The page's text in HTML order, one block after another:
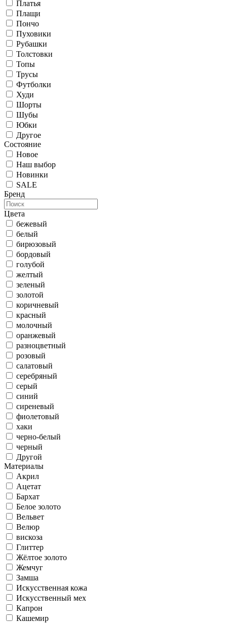
Платья
Плащи
Пончо
Пуховики
Рубашки
Толстовки
Топы
Трусы
Футболки
Худи
Шорты
Шубы
Юбки
Другое
Состояние
Новое
Наш выбор
Новинки
SALE
Бренд
Цвета
бежевый
белый
бирюзовый
бордовый
голубой
желтый
зеленый
золотой
коричневый
красный
молочный
оранжевый
разноцветный
розовый
салатовый
серебряный
серый
синий
сиреневый
фиолетовый
хаки
черно-белый
черный
Другой
Материалы
Акрил
Ацетат
Бархат
Белое золото
Вельвет
Велюр
вискоза
Глиттер
Жёлтое золото
Жемчуг
Замша
Искусственная кожа
Искусственный мех
Капрон
Кашемир